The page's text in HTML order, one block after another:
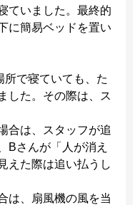
ていました。最終的
に簡易ベッドを置い
所で寝ていても、た
した。その際は、ス
合は、スタッフが追
Bさんが「人が消え
えた際は追い払うし
は、扇風機の風を当